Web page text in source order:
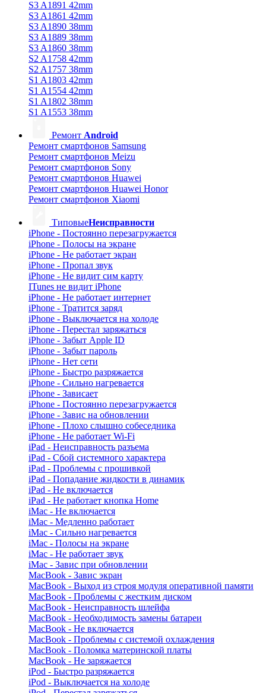
S3 A1891 42mm
S3 A1861 42mm
S3 A1890 38mm
S3 A1889 38mm
S3 A1860 38mm
S2 A1758 42mm
S2 A1757 38mm
S1 A1803 42mm
S1 A1554 42mm
S1 A1802 38mm
S1 A1553 38mm
Ремонт Android
Ремонт смартфонов Samsung
Ремонт смартфонов Meizu
Ремонт смартфонов Sony
Ремонт смартфонов Huawei
Ремонт смартфонов Huawei Honor
Ремонт смартфонов Xiaomi
ТиповыеНеисправности
iPhone - Постоянно перезагружается
iPhone - Полосы на экране
iPhone - Не работает экран
iPhone - Пропал звук
iPhone - Не видит сим карту
ITunes не видит iPhone
iPhone - Не работает интернет
iPhone - Тратится заряд
iPhone - Выключается на холоде
iPhone - Перестал заряжаться
iPhone - Забыт Apple ID
iPhone - Забыт пароль
iPhone - Нет сети
iPhone - Быстро разряжается
iPhone - Сильно нагревается
iPhone - Зависает
iPhone - Постоянно перезагружается
iPhone - Завис на обновлении
iPhone - Плохо слышно собеседника
iPhone - Не работает Wi-Fi
iPad - Неисправность разъема
iPad - Сбой системного характера
iPad - Проблемы с прошивкой
iPad - Попадание жидкости в динамик
iPad - Не включается
iPad - Не работает кнопка Home
iMac - Не включается
iMac - Медленно работает
iMac - Сильно нагревается
iMac - Полосы на экране
iMac - Не работает звук
iMac - Завис при обновлении
MacBook - Завис экран
MacBook - Выход из строя модуля оперативной памяти
MacBook - Проблемы с жестким диском
MacBook - Неисправность шлейфа
MacBook - Необходимость замены батареи
MacBook - Не включается
MacBook - Проблемы с системой охлаждения
MacBook - Поломка материнской платы
MacBook - Не заряжается
iPod - Быстро разряжается
iPod - Выключается на холоде